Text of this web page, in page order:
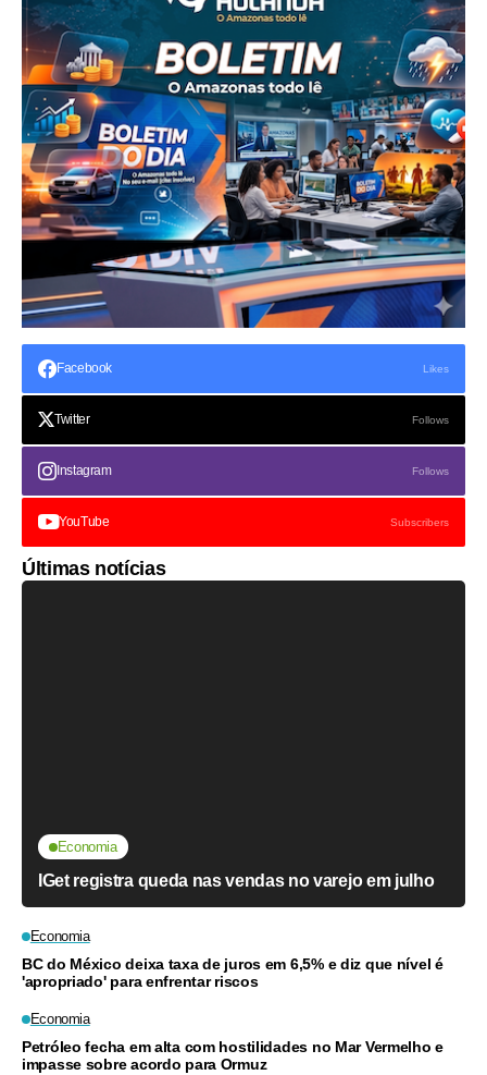
Facebook Likes
Twitter Follows
Instagram Follows
YouTube Subscribers
Últimas notícias
Economia
IGet registra queda nas vendas no varejo em julho
Economia
BC do México deixa taxa de juros em 6,5% e diz que nível é
'apropriado' para enfrentar riscos
Economia
Petróleo fecha em alta com hostilidades no Mar Vermelho e
impasse sobre acordo para Ormuz